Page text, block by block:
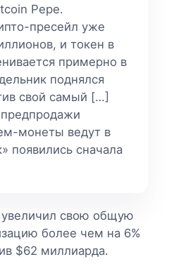
Pepe.
пресейл уже
и токен в
примерно в
поднялся
свой самый […]
монеты ведут в
появились сначала
свою общую
более чем на 6%
$62 миллиарда.